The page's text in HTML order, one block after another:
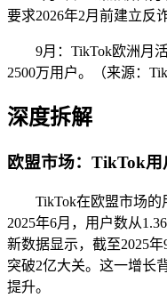
要求2026年2月前建立反
9月：TikTok欧洲月
2500万用户。（来源：
深度拆解
欧盟市场：TikTok
TikTok在欧盟市场的
2025年6月，用户数从
新数据显示，截至2025
突破2亿大关。这一增长
提升。